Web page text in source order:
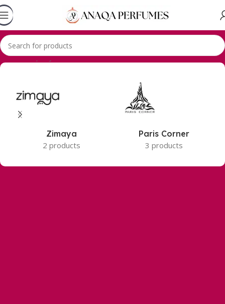
Accueil Geparlys
Zimaya
2 products
Paris Corner
3 products